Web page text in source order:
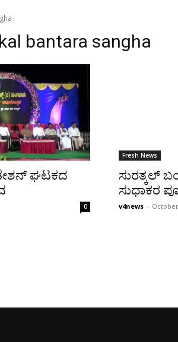
bantara sangha
ಘಟಕದ
0
Fresh News
ಸುರತ್ಕಲ್
ಸುಧಾಕರ
v4news -